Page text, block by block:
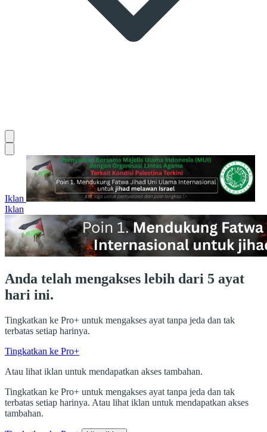
Iklan
Iklan
Anda telah mengakses lebih dari 5 ayat
hari ini.
Tingkatkan ke Pro+ untuk mengakses ayat tanpa jeda dan tak
terbatas setiap harinya.
Tingkatkan ke Pro+
Atau lihat iklan untuk mendapatkan akses tambahan.
Tingkatkan ke Pro+ untuk mengakses ayat tanpa jeda dan tak
terbatas setiap harinya. Atau lihat iklan untuk mendapatkan akses
tambahan.